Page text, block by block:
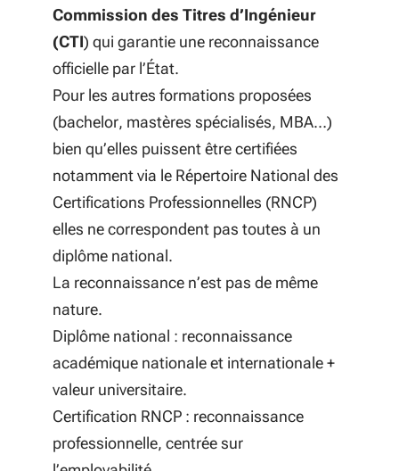
Commission des Titres d’Ingénieur
(CTI) qui garantie une reconnaissance
officielle par l’État.
Pour les autres formations proposées
(bachelor, mastères spécialisés, MBA…)
bien qu’elles puissent être certifiées
notamment via le Répertoire National des
Certifications Professionnelles (RNCP)
elles ne correspondent pas toutes à un
diplôme national.
La reconnaissance n’est pas de même
nature.
Diplôme national : reconnaissance
académique nationale et internationale +
valeur universitaire.
Certification RNCP : reconnaissance
professionnelle, centrée sur